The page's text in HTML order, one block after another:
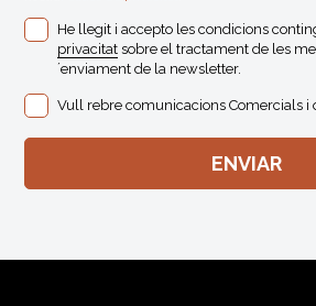
He llegit i accepto les condicions
privacitat sobre el tractament de les
´enviament de la newsletter.
Vull rebre comunicacions Comercials i